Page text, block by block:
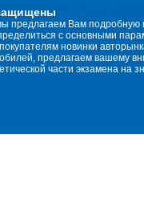
предлагаем Вам
с основными
новинки
предлагаем вашему
части экзамена